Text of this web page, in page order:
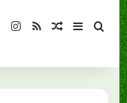
Instagram
RSS Barra